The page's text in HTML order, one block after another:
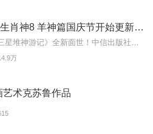
小猪屏蓬十二生肖神8 羊神篇国庆节开始更新啦！
万
艺术克苏鲁作品